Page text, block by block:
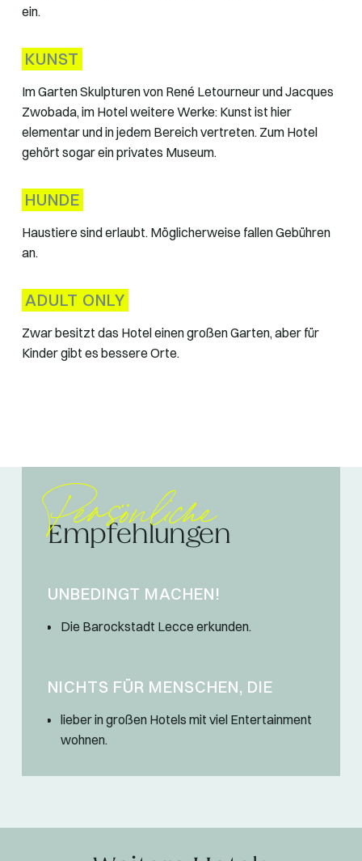
ein.
KUNST
Im Garten Skulpturen von René Letourneur und Jacques
Zwobada, im Hotel weitere Werke: Kunst ist hier
elementar und in jedem Bereich vertreten. Zum Hotel
gehört sogar ein privates Museum.
HUNDE
Haustiere sind erlaubt. Möglicherweise fallen Gebühren
an.
ADULT ONLY
Zwar besitzt das Hotel einen großen Garten, aber für
Kinder gibt es bessere Orte.
Persönliche
Empfehlungen
UNBEDINGT MACHEN!
Die Barockstadt Lecce erkunden.
NICHTS FÜR MENSCHEN, DIE
lieber in großen Hotels mit viel Entertainment
wohnen.